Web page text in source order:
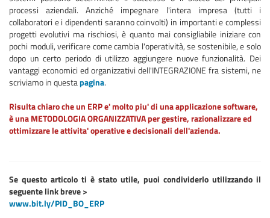
processi aziendali. Anziché impegnare l'intera impresa (tutti i
collaboratori e i dipendenti saranno coinvolti) in importanti e complessi
progetti evolutivi ma rischiosi, è quanto mai consigliabile iniziare con
pochi moduli, verificare come cambia l'operatività, se sostenibile, e solo
dopo un certo periodo di utilizzo aggiungere nuove funzionalità. Dei
vantaggi economici ed organizzativi dell'INTEGRAZIONE fra sistemi, ne
scriviamo in questapagina.
Risulta chiaro che un ERP e' molto piu' di una applicazione software,
è una METODOLOGIA ORGANIZZATIVA per gestire, razionalizzare ed
ottimizzare le attivita' operative e decisionali dell'azienda.
Se questo articolo ti è stato utile, puoi condividerlo utilizzando il
seguente link breve >
www.bit.ly/PID_BO_ERP